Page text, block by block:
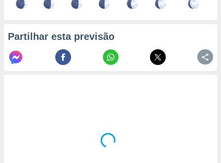
Partilhar esta previsão